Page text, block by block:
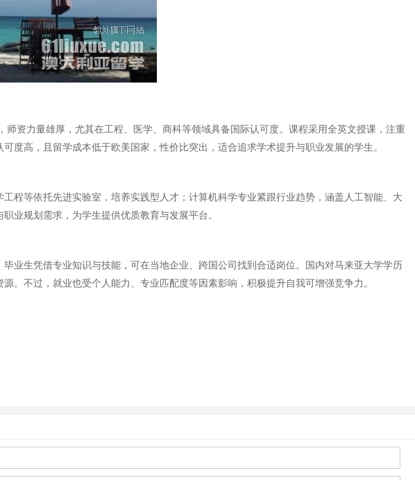
资力量雄厚，尤其在工程、医学、商科等领域具备国际认可度。课程采用全英文授课，注重
度高，且留学成本低于欧美国家，性价比突出，适合追求学术提升与职业发展的学生。
程等依托先进实验室，培养实践型人才；计算机科学专业紧跟行业趋势，涵盖人工智能、大
业规划需求，为学生提供优质教育与发展平台。
业生凭借专业知识与技能，可在当地企业、跨国公司找到合适岗位。国内对马来亚大学学历
。不过，就业也受个人能力、专业匹配度等因素影响，积极提升自我可增强竞争力。